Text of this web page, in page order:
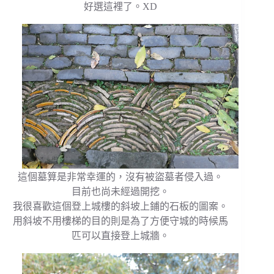
好選這裡了。XD
這個墓算是非常幸運的，沒有被盜墓者侵入過。
目前也尚未經過開挖。
我很喜歡這個登上城樓的斜坡上鋪的石板的圖案。
用斜坡不用樓梯的目的則是為了方便守城的時候馬
匹可以直接登上城牆。